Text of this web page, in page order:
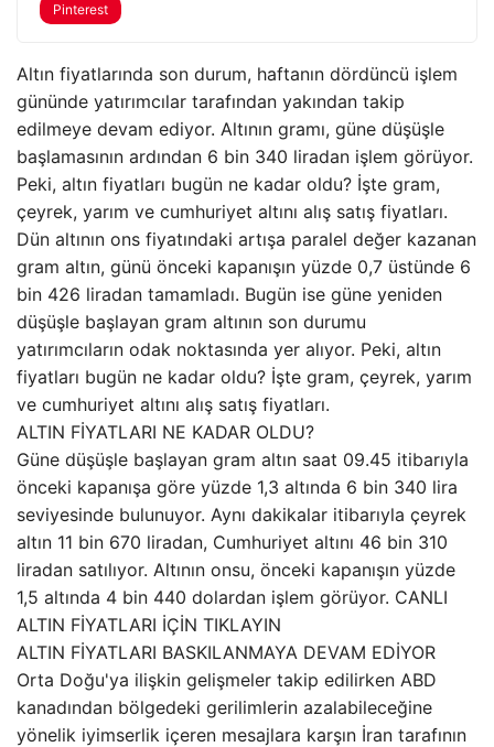
Pinterest
Altın fiyatlarında son durum, haftanın dördüncü işlem
gününde yatırımcılar tarafından yakından takip
edilmeye devam ediyor. Altının gramı, güne düşüşle
başlamasının ardından 6 bin 340 liradan işlem görüyor.
Peki, altın fiyatları bugün ne kadar oldu? İşte gram,
çeyrek, yarım ve cumhuriyet altını alış satış fiyatları.
Dün altının ons fiyatındaki artışa paralel değer kazanan
gram altın, günü önceki kapanışın yüzde 0,7 üstünde 6
bin 426 liradan tamamladı. Bugün ise güne yeniden
düşüşle başlayan gram altının son durumu
yatırımcıların odak noktasında yer alıyor. Peki, altın
fiyatları bugün ne kadar oldu? İşte gram, çeyrek, yarım
ve cumhuriyet altını alış satış fiyatları.
ALTIN FİYATLARI NE KADAR OLDU?
Güne düşüşle başlayan gram altın saat 09.45 itibarıyla
önceki kapanışa göre yüzde 1,3 altında 6 bin 340 lira
seviyesinde bulunuyor. Aynı dakikalar itibarıyla çeyrek
altın 11 bin 670 liradan, Cumhuriyet altını 46 bin 310
liradan satılıyor. Altının onsu, önceki kapanışın yüzde
1,5 altında 4 bin 440 dolardan işlem görüyor. CANLI
ALTIN FİYATLARI İÇİN TIKLAYIN
ALTIN FİYATLARI BASKILANMAYA DEVAM EDİYOR
Orta Doğu'ya ilişkin gelişmeler takip edilirken ABD
kanadından bölgedeki gerilimlerin azalabileceğine
yönelik iyimserlik içeren mesajlara karşın İran tarafının